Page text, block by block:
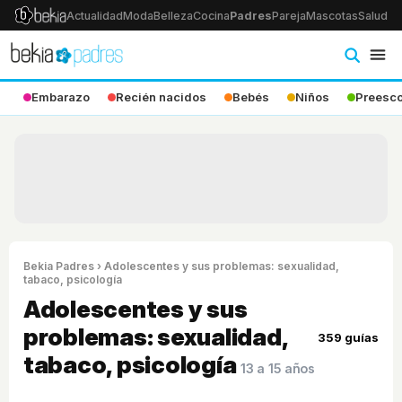
ActualidadModaBellezaCocinaPadresParejaMascotasSalud
Embarazo Recién nacidos Bebés Niños
Bekia Padres › Adolescentes y sus problemas: sexualidad,
tabaco, psicología
Adolescentes y sus
problemas: sexualidad,
tabaco, psicología13 a 15 años
359 guías